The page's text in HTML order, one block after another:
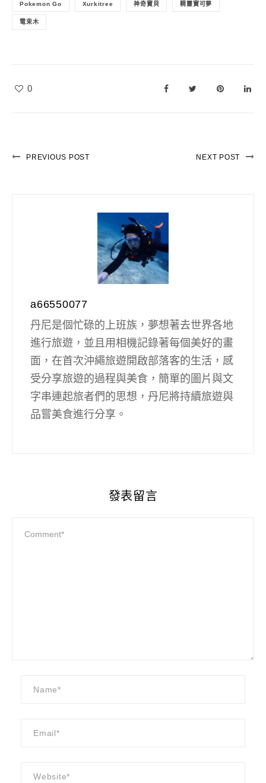
Pokemon Go Xurkitree 神奇寶貝 精靈寶可夢
電束木
0
PREVIOUS POST NEXT POST
a66550077
丹尼是個忙碌的上班族，夢想著去世界各地
進行旅遊，並且用相機記錄著每個美好的畫
面，在首次沖繩旅遊開啟部落客的生活，感
受分享旅遊的過程與美食，簡單的圖片與文
字串連起旅者們的思想，丹尼將持續旅遊與
品嘗美食進行分享。
發表留言